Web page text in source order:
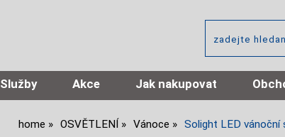
Služby Akce Jak nakupovat
home OSVĚTLENÍ Vánoce Solight LED vánoční